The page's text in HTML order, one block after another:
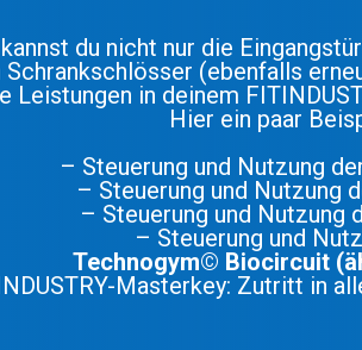
du nicht nur die
(ebenfalls
Leistungen in deinem
Hier ein paar
– Steuerung und Nutzung
– Steuerung und Nutzung
– Steuerung und Nutzung
– Steuerung und
Technogym© Biocircuit
Masterkey: Zutritt in